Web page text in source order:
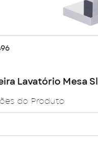
Lavatório Mesa
do Produto